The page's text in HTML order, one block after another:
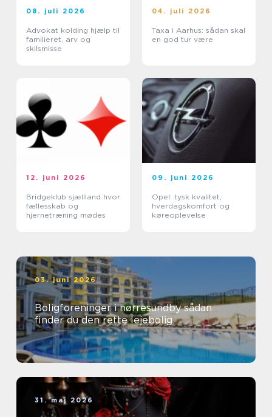
08. juli 2026
Advokat kolding hjælp til
familieret, arv og
skilsmisse
04. juli 2026
Taxa i Aarhus: sådan skal
en god tur være
12. juni 2026
Bridgeklub sjællland hvor
fællesskab og
hjernetræning mødes
09. juni 2026
Opel: tysk kvalitet,
hverdagskomfort og
køreoplevelse
03. juni 2026
Boligforeninger i nørresundby sådan
finder du den rette lejebolig
31. maj 2026